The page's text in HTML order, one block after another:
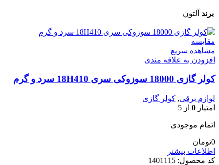
برند آلتون
مقایسه
مشاهده سریع
افزودن به علاقه مندی
کولر گازی 18000 سوزوکی سری 18H410 سرد و گرم
لوازم برقی, کولر گازی
امتیاز 0 از 5
اتمام موجودی
0تومان
اطلاعات بیشتر
کد محصول: 1401115